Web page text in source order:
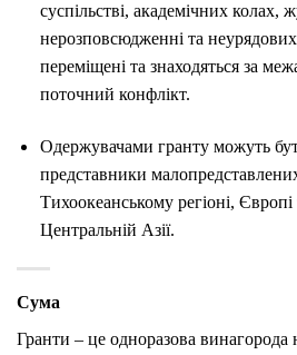
суспільстві, академічних колах,
нерозповсюдженні та неурядових
переміщені та знаходяться за
поточний конфлікт.
Одержувачами гранту можуть
представники
Тихоокеанському регіоні, Європі
Центральній Азії.
Сума
Гранти – це одноразова винагорода